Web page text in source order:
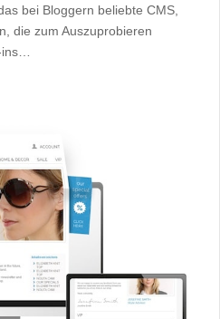
bei Bloggern beliebte CMS,
die zum Auszuprobieren
ins…